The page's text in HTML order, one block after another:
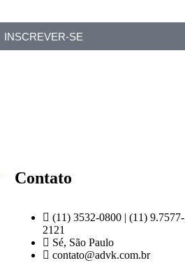
INSCREVER-SE
Contato
(11) 3532-0800 | (11) 9.7577-
2121
Sé, São Paulo
contato@advk.com.br